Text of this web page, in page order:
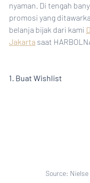
nyaman. Di tengah
promosi yang
belanja bijak dari kami
Jakarta saat
1. Buat Wishlist
Source: